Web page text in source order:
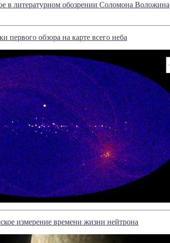
в литературном обозрении Соломона Воложина
первого обзора на карте всего неба
измерение времени жизни нейтрона